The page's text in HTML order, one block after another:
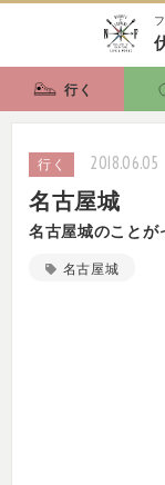
行く
行く 2018.06.05
名古屋城
名古屋城のことが
名古屋城